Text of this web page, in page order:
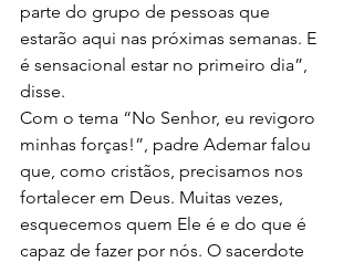
parte do grupo de pessoas que
estarão aqui nas próximas semanas. E
é sensacional estar no primeiro dia”,
disse.
Com o tema “No Senhor, eu revigoro
minhas forças!”, padre Ademar falou
que, como cristãos, precisamos nos
fortalecer em Deus. Muitas vezes,
esquecemos quem Ele é e do que é
capaz de fazer por nós. O sacerdote